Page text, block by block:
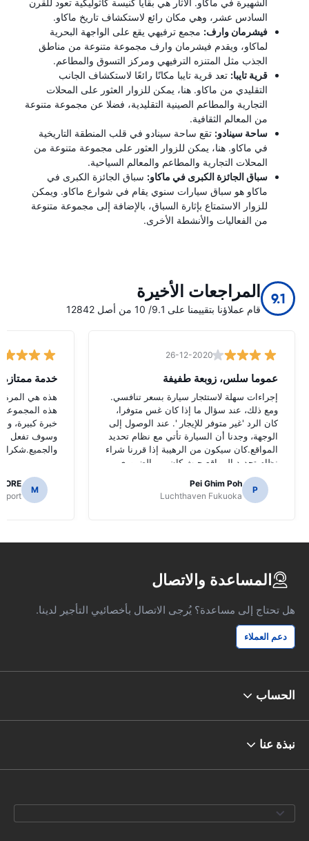
الشهيرة في ماكاو. الآثار هي بقايا كنيسة كاثوليكية تعود للقرن
السادس عشر، وهي مكان رائع لاستكشاف تاريخ ماكاو.
فيشرمان وارف: مجمع ترفيهي يقع على الواجهة البحرية
لماكاو، ويقدم فيشرمان وارف مجموعة متنوعة من مناطق
الجذب مثل المتنزه الترفيهي ومركز التسوق والمطاعم.
قرية تايبا: تعد قرية تايبا مكانًا رائعًا لاستكشاف الجانب
التقليدي من ماكاو. هنا، يمكن للزوار العثور على المحلات
التجارية والمطاعم الصينية التقليدية، فضلا عن مجموعة متنوعة
من المعالم الثقافية.
ساحة سينادو: تقع ساحة سينادو في قلب المنطقة التاريخية
في ماكاو. هنا، يمكن للزوار العثور على مجموعة متنوعة من
المحلات التجارية والمطاعم والمعالم السياحية.
سباق الجائزة الكبرى في ماكاو: سباق الجائزة الكبرى في
ماكاو هو سباق سيارات سنوي يقام في شوارع ماكاو. ويمكن
للزوار الاستمتاع بإثارة السباق، بالإضافة إلى مجموعة متنوعة
من الفعاليات والأنشطة الأخرى.
9.1 المراجعات الأخيرة
قام عملاؤنا بتقييمنا على 9.1/ 10 من أصل 12842
26-12-2020
عموما سلس، زوبعة طفيفة
إجراءات سهلة لاستئجار سيارة بسعر تنافسي.
ومع ذلك، عند سؤال ما إذا كان غس متوفرا،
كان الرد 'غير متوفر للإيجار '. عند الوصول إلى
الوجهة، وجدنا أن السيارة تأتي مع نظام تحديد
المواقع.كان سيكون من الرهيبة إذا قررنا شراء
نظام تحديد المواقع حيث كان من الضروري
للتنقل الطرق اليابانية.
P
Pei Ghim Poh
Luchthaven Fukuoka
خدمة ممتازة
هذه هي المرة
هذه
خبرة كبيرة،
وسوف تفعل
والجميع.شكرا
M
المساعدة والاتصال
هل تحتاج إلى مساعدة؟ يُرجى الاتصال بأخصائيي التأجير لدينا.
دعم العملاء
الحساب
نبذة عنا